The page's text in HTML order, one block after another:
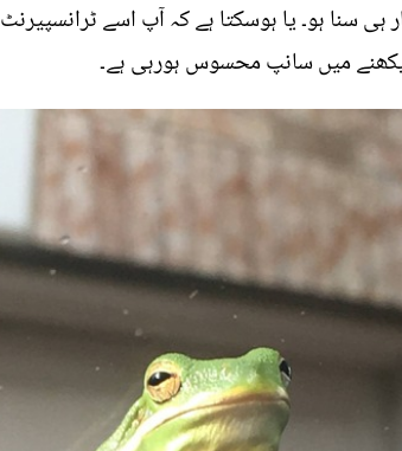
ہی سنا ہو۔ یا ہوسکتا ہے کہ آپ اسے
میں سانپ محسوس ہورہی ہے۔